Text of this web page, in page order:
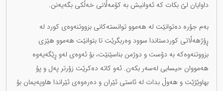
داوایان لێ بکات کە ئەوانیش بە کۆمەڵانی خەڵکی بگەیەنن.
بەم جۆرە دەتوانێت لە هەموو توانستەکانی بزووتنەوەی کورد لە
ڕۆژهەڵاتی کوردستاندا سوود وەربگرێت تا بتوانێت هەموو هێزی
بزووتنەوەکە بە دۆست و دوژمن بناسێنێت، بۆ ئەوەی لەو ڕێگەیەوە
هەمووان حیسابی لەسەر بکەن. ئەو کاتە دەکرێت زۆرتر پەل و پۆ
بهاوێژێت و هەوڵ بدات لە ئاستی ئێران و دەرەوەی ئێراندا هاوپەیمان بۆ